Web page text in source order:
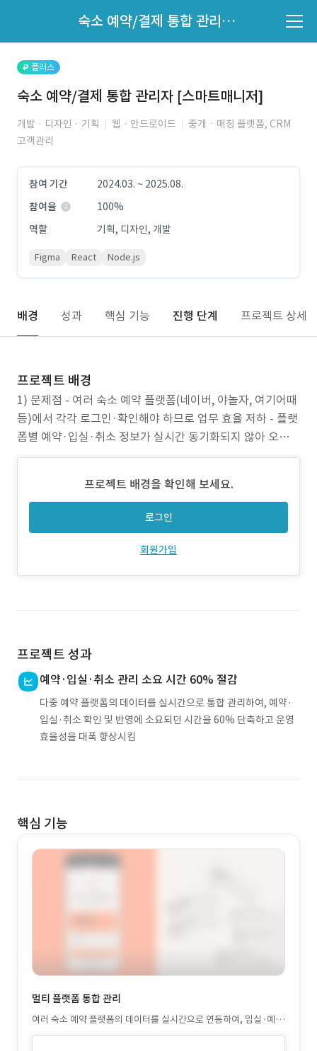
숙소 예약/결제 통합 관리자 [스마트매니저]
지원자 목록 바로가기
플러스
숙소 예약/결제 통합 관리자 [스마트매니저]
개발 · 디자인 · 기획 웹 · 안드로이드
중개ㆍ매칭 플랫폼, CRM
고객관리
참여 기간
2024.03. ~ 2025.08.
참여율
100%
역할
기획, 디자인, 개발
Figma React Node.js
배경 성과 핵심 기능 진행 단계 프로젝트 상세
프로젝트 배경
1) 문제점 - 여러 숙소 예약 플랫폼(네이버, 야놀자, 여기어때
등)에서 각각 로그인·확인해야 하므로 업무 효율 저하 - 플랫
폼별 예약·입실·취소 정보가 실시간 동기화되지 않아 오류
및 중복 예약 발생 가능 - 예약 통계 및 분석 자료가 분산되어
표 - 다중 예약 플랫폼의 예약·입실·취소 데이터를 한 번에
조회·관리할 수 있는 통합 관
프로젝트 배경을 확인해 보세요.
로그인
회원가입
프로젝트 성과
예약·입실·취소 관리 소요 시간 60% 절감
다중 예약 플랫폼의 데이터를 실시간으로 통합 관리하여, 예약·
입실·취소 확인 및 반영에 소요되던 시간을 60% 단축하고 운영
효율성을 대폭 향상시킴
핵심 기능
멀티 플랫폼 통합 관리
여러 숙소 예약 플랫폼의 데이터를 실시간으로 연동하여, 입실·예약
·취소 현황을 한 화면에서 통합적으로 확인 및 관리 가능